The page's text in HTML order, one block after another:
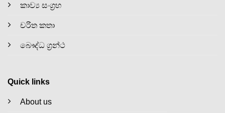
කාව්‍ය සංග්‍රහ
චරිත කතා
බෞද්ධ ග්‍රන්ථ
Quick links
About us